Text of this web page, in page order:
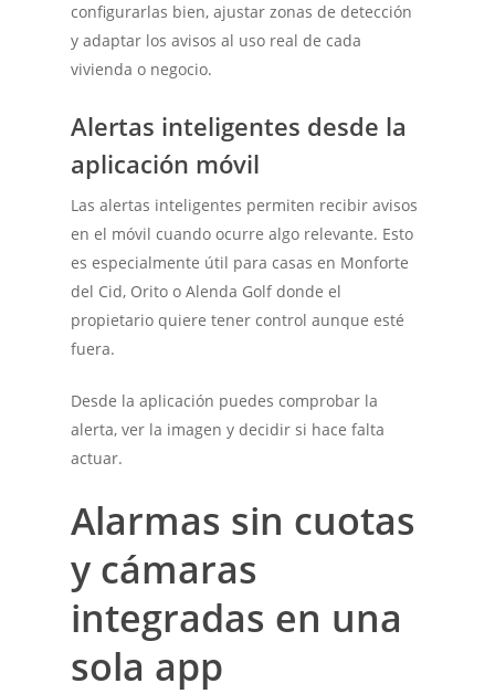
configurarlas bien, ajustar zonas de detección
y adaptar los avisos al uso real de cada
vivienda o negocio.
Alertas inteligentes desde la
aplicación móvil
Las alertas inteligentes permiten recibir avisos
en el móvil cuando ocurre algo relevante. Esto
es especialmente útil para casas en Monforte
del Cid, Orito o Alenda Golf donde el
propietario quiere tener control aunque esté
fuera.
Desde la aplicación puedes comprobar la
alerta, ver la imagen y decidir si hace falta
actuar.
Alarmas sin cuotas
y cámaras
integradas en una
sola app